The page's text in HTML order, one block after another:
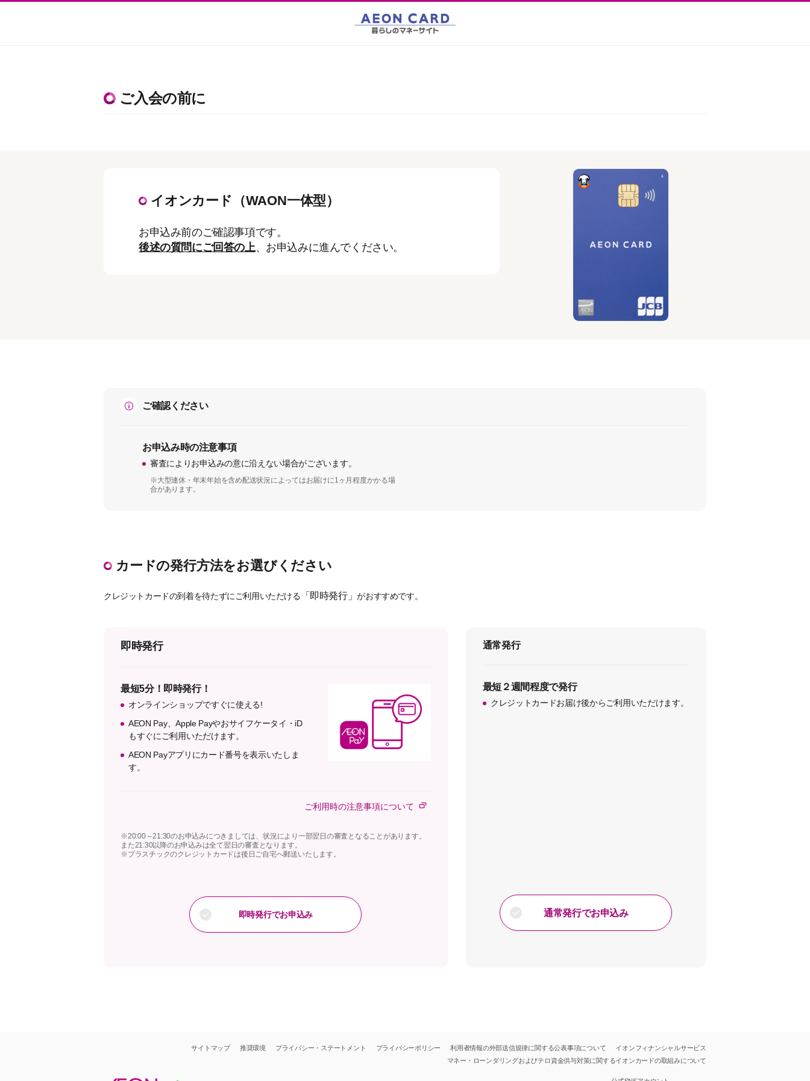
ご入会の前に
イオンカード（WAON一体型）
お申込み前のご確認事項です。
後述の質問にご回答の上、お申込みに進んでください。
ご確認ください
お申込み時の注意事項
審査によりお申込みの意に沿えない場合がございます。
※大型連休・年末年始を含め配送状況によってはお届けに1ヶ月程度かかる場
合があります。
カードの発行方法をお選びください
クレジットカードの到着を待たずにご利用いただける 「即時発行」がおすすめです。
即時発行
最短5分！即時発行！
オンラインショップですぐに使える!
AEON Pay、Apple Payやおサイフケータイ・iD
もすぐにご利用いただけます。
AEON Payアプリにカード番号を表示いたしま
す。
ご利用時の注意事項について
※20:00～21:30のお申込みにつきましては、状況により一部翌日の審査となることがあります。
また21:30以降のお申込みは全て翌日の審査となります。
※プラスチックのクレジットカードは後日ご自宅へ郵送いたします。
即時発行でお申込み
通常発行
最短２週間程度で発行
クレジットカードお届け後からご利用いただけます。
通常発行でお申込み
サイトマップ 推奨環境 プライバシー・ステートメント プライバシーポリシー 利用者情報の外部送信規律に関する公表事項について
イオンフィナンシャルサービス
マネー・ローンダリングおよびテロ資金供与対策に関するイオンカードの取組みについて